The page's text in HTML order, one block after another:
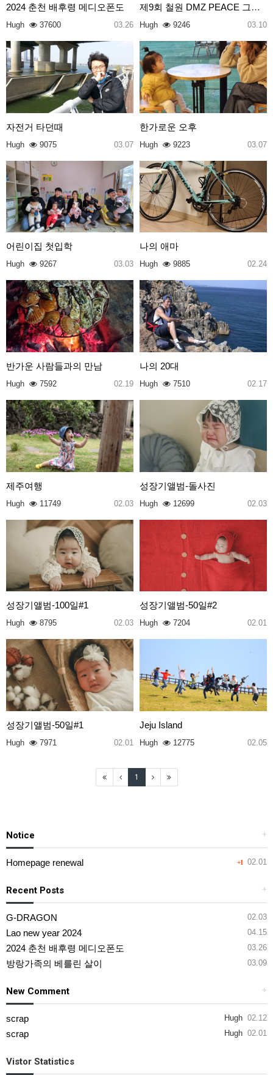
2024 춘천 배후령 메디오폰도
Hugh 37600 03.26
제9회 철원 DMZ PEACE 그란폰도
Hugh 9246 03.10
자전거 타던때
Hugh 9075 03.07
한가로운 오후
Hugh 9223 03.07
어린이집 첫입학
Hugh 9267 03.03
나의 애마
Hugh 9885 02.24
반가운 사람들과의 만남
Hugh 7592 02.19
나의 20대
Hugh 7510 02.17
제주여행
Hugh 11749 02.03
성장기앨범-돌사진
Hugh 12699 02.03
성장기앨범-100일#1
Hugh 8795 02.03
성장기앨범-50일#2
Hugh 7204 02.01
성장기앨범-50일#1
Hugh 7971 02.01
Jeju Island
Hugh 12775 02.05
1
+
Notice
+1 02.01
Homepage renewal
+
Recent Posts
02.03
G-DRAGON
04.15
Lao new year 2024
03.26
2024 춘천 배후령 메디오폰도
03.09
방랑가족의 베를린 살이
+
New Comment
Hugh 02.12
scrap
Hugh 02.01
scrap
Vistor Statistics